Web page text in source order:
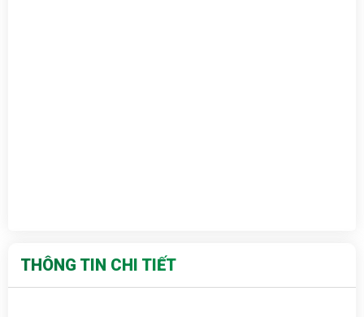
THÔNG TIN CHI TIẾT